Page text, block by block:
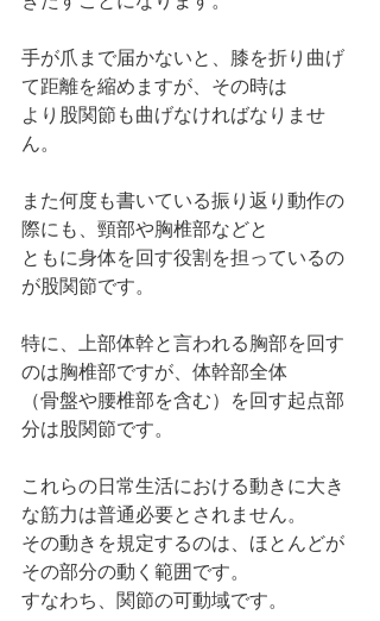
手が爪まで届かないと、膝を折り曲げ
て距離を縮めますが、その時は
より股関節も曲げなければなりませ
ん。
また何度も書いている振り返り動作の
際にも、頸部や胸椎部などと
ともに身体を回す役割を担っているの
が股関節です。
特に、上部体幹と言われる胸部を回す
のは胸椎部ですが、体幹部全体
（骨盤や腰椎部を含む）を回す起点部
分は股関節です。
これらの日常生活における動きに大き
な筋力は普通必要とされません。
その動きを規定するのは、ほとんどが
その部分の動く範囲です。
すなわち、関節の可動域です。